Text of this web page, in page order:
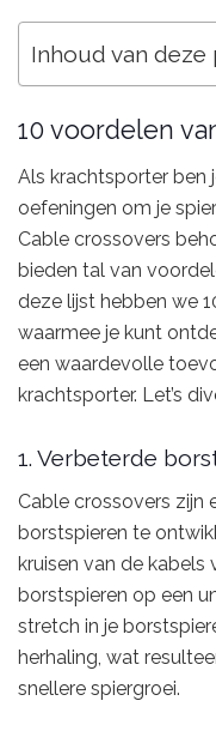
Inhoud van deze
10 voordelen
Als krachtsporter ben
oefeningen om je
Cable crossovers
bieden tal van
deze lijst hebben we
waarmee je kunt
een waardevolle
krachtsporter. Let’s
1. Verbeterde
Cable crossovers zijn
borstspieren te
kruisen van de kabels
borstspieren op een
stretch in je
herhaling, wat
snellere spiergroei.